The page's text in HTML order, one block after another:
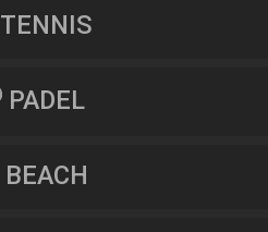
TENNIS
PADEL
BEACH